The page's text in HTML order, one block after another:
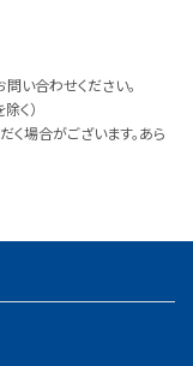
問い合わせください。
く）
場合がございます。あら